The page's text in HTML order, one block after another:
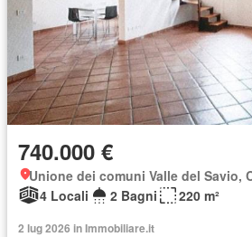
740.000 €
Unione dei comuni Valle del Savio,
4 Locali
2 Bagni 220 m²
2 lug 2026 in Immobiliare.it